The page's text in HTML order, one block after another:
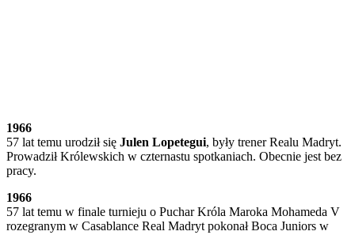
1966
57 lat temu urodził się Julen Lopetegui, były trener Realu Madryt.
Prowadził Królewskich w czternastu spotkaniach. Obecnie jest bez
pracy.
1966
57 lat temu w finale turnieju o Puchar Króla Maroka Mohameda V
rozegranym w Casablance Real Madryt pokonał Boca Juniors w